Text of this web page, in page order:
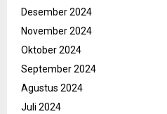
Desember 2024
November 2024
Oktober 2024
September 2024
Agustus 2024
Juli 2024